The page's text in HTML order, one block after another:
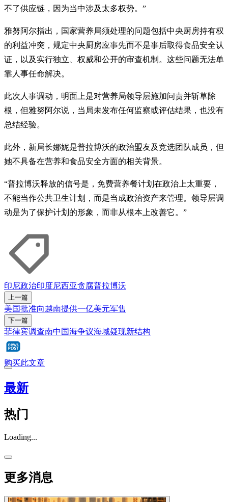
不了供应链，因为当中涉及太多权势。”
雅努阿尔指出，国家营养局须处理的问题包括中央厨房持有权
的利益冲突，规定中央厨房应事先而不是事后取得食品安全认
证，以及实行独立、权威和公开的审查机制。这些问题无法单
靠人事任命解决。
此次人事调动，明面上是对营养局领导层施加问责并斩草除
根，但雅努阿尔说，当局未发布任何监察或评估结果，也没有
总结经验。
此外，新局长娜妮是普拉博沃的政治盟友及竞选团队成员，但
她不具备在营养和食品安全方面的相关背景。
“普拉博沃释放的信号是，免费营养餐计划在政治上太重要，
不能当作公共卫生计划，而是当成政治资产来管理。领导层调
动是为了保护计划的形象，而非从根本上改善它。”
印尼政治印度尼西亚贪腐普拉博沃
上一篇
美国批准向越南提供一亿美元军售
下一篇
菲律宾调查南中国海争议海域疑现新结构
购买此文章
最新
热门
Loading...
更多消息